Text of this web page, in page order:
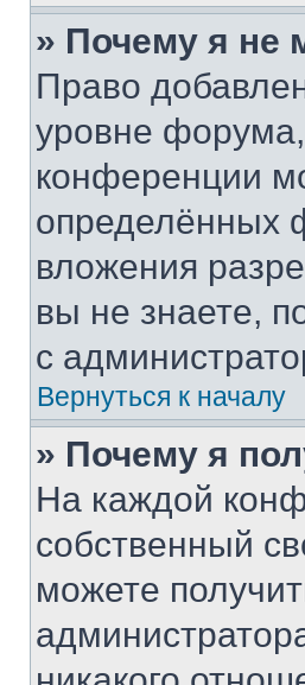
» Почему я не
Право
уровне
конференции
определённых
вложения
вы не знаете,
с
Вернуться к началу
» Почему я
На каждой
собственный
можете